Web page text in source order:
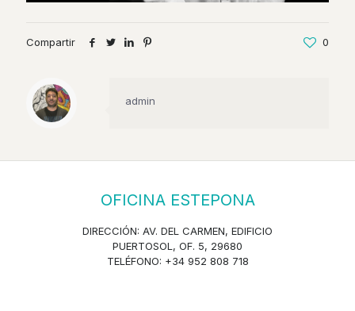
Compartir 0
admin
OFICINA ESTEPONA
DIRECCIÓN: AV. DEL CARMEN, EDIFICIO
PUERTOSOL, OF. 5, 29680
TELÉFONO: +34 952 808 718